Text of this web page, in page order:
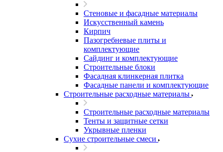
Стеновые и фасадные материалы
Искусственный камень
Кирпич
Пазогребневые плиты и
комплектующие
Сайдинг и комплектующие
Строительные блоки
Фасадная клинкерная плитка
Фасадные панели и комплектующие
Строительные расходные материалы
Строительные расходные материалы
Тенты и защитные сетки
Укрывные пленки
Сухие строительные смеси